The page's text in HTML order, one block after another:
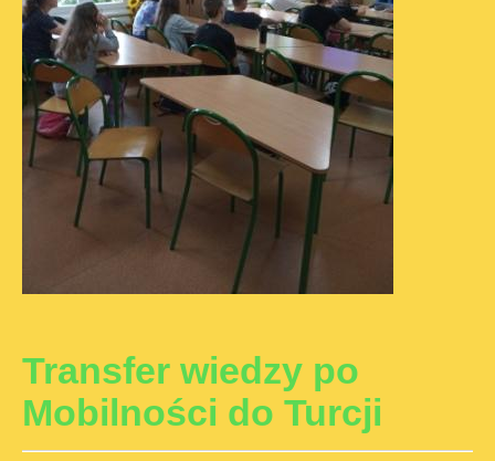
Transfer wiedzy po
Mobilności do Turcji